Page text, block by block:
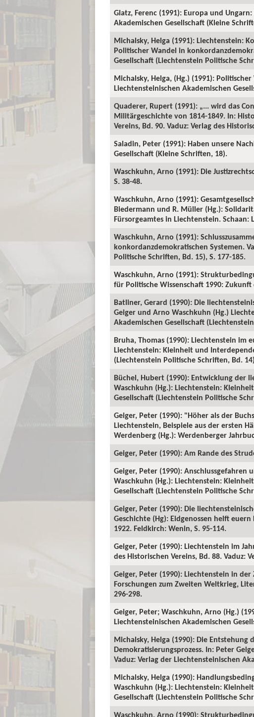
Glatz, Ferenc (1991): Europa und
Akademischen Gesellschaft (Kleine
Michalsky, Helga (1991): Liechtenstein:
Politischer Wandel in
Gesellschaft (Liechtenstein Politische
Michalsky, Helga, (Hg.) (1991):
Liechtensteinischen Akademischen
Quaderer, Rupert (1991): „... wird das
Militärgeschichte von 1814-1849. In:
Vereins, Bd. 90. Vaduz: Verlag des
Saladin, Peter (1991): Haben unsere
Gesellschaft (Kleine Schriften, 18).
Waschkuhn, Arno (1991): Die
S. 38-48.
Waschkuhn, Arno (1991):
Biedermann und R. Müller (Hg.):
Fürsorgeamtes in Liechtenstein. Schaan:
Waschkuhn, Arno (1991):
konkordanzdemokratischen Systemen.
Politische Schriften, Bd. 15), S. 177-185.
Waschkuhn, Arno (1991):
für Politische Wissenschaft 1990: Zukunft
Batliner, Gerard (1990): Die
Geiger und Arno Waschkuhn (Hg.)
Akademischen Gesellschaft
Bruha, Thomas (1990): Liechtenstein im
Liechtenstein: Kleinheit und
(Liechtenstein Politische Schriften, Bd.
Büchel, Hubert (1990): Entwicklung der
Waschkuhn (Hg.): Liechtenstein:
Gesellschaft (Liechtenstein Politische
Geiger, Peter (1990): "Höher als der
Liechtenstein, Beispiele aus der ersten
Werdenberg (Hg.): Werdenberger
Geiger, Peter (1990): Am Rande des
Geiger, Peter (1990): Anschlussgefahren
Waschkuhn (Hg.): Liechtenstein:
Gesellschaft (Liechtenstein Politische
Geiger, Peter (1990): Die
Geschichte (Hg): Eidgenossen helft
1922. Feldkirch: Wenin, S. 95-114.
Geiger, Peter (1990): Liechtenstein im
des Historischen Vereins, Bd. 88. Vaduz:
Geiger, Peter (1990): Liechtenstein in
Forschungen zum Zweiten Weltkrieg,
296-298.
Geiger, Peter; Waschkuhn, Arno (Hg.)
Liechtensteinischen Akademischen
Michalsky, Helga (1990): Die
Demokratisierungsprozess. In: Peter
Vaduz: Verlag der Liechtensteinischen
Michalsky, Helga (1990):
Waschkuhn (Hg.): Liechtenstein:
Gesellschaft (Liechtenstein Politische
Waschkuhn, Arno (1990):